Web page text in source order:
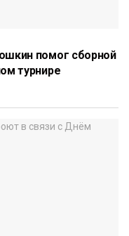
помог сборной
турнире